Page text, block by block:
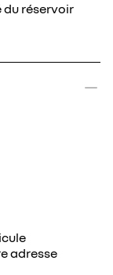
réservoir
adresse